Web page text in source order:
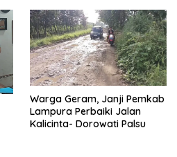
Warga Geram, Janji Pemkab
Lampura Perbaiki Jalan
Kalicinta- Dorowati Palsu